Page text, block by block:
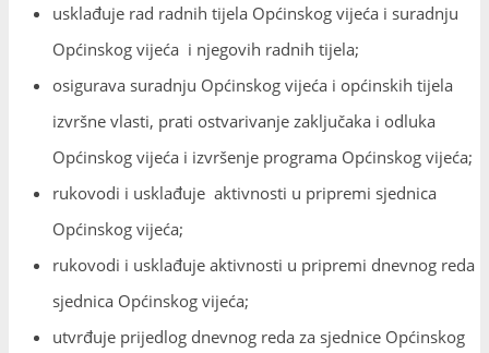
usklađuje rad radnih tijela Općinskog vijeća i suradnju
Općinskog vijeća i njegovih radnih tijela;
osigurava suradnju Općinskog vijeća i općinskih tijela
izvršne vlasti, prati ostvarivanje zaključaka i odluka
Općinskog vijeća i izvršenje programa Općinskog vijeća;
rukovodi i usklađuje aktivnosti u pripremi sjednica
Općinskog vijeća;
rukovodi i usklađuje aktivnosti u pripremi dnevnog reda
sjednica Općinskog vijeća;
utvrđuje prijedlog dnevnog reda za sjednice Općinskog